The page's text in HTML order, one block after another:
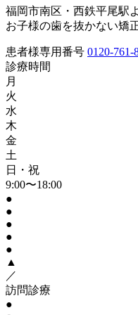
福岡市南区・西鉄平尾駅
お子様の歯を抜かない矯
患者様専用番号 0120-761-
診療時間
月
火
水
木
金
土
日・祝
9:00〜18:00
●
●
●
●
●
▲
／
訪問診療
●